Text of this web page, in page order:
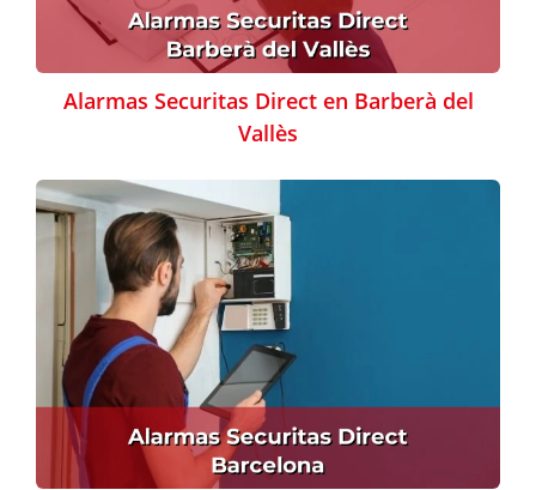
Alarmas Securitas Direct en Barberà del
Vallès